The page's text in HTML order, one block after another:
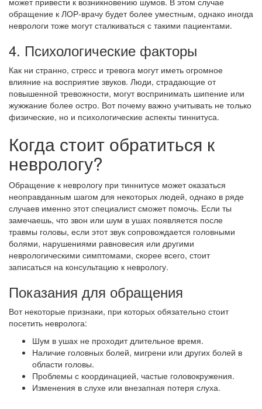
обращение к ЛОР-врачу будет более уместным, однако иногда
неврологи тоже могут сталкиваться с такими пациентами.
4. Психологические факторы
Как ни странно, стресс и тревога могут иметь огромное
влияние на восприятие звуков. Люди, страдающие от
повышенной тревожности, могут воспринимать шипение или
жужжание более остро. Вот почему важно учитывать не только
физические, но и психологические аспекты тиннитуса.
Когда стоит обратиться к
неврологу?
Обращение к неврологу при тиннитусе может оказаться
неоправданным шагом для некоторых людей, однако в ряде
случаев именно этот специалист сможет помочь. Если ты
замечаешь, что звон или шум в ушах появляется после
травмы головы, если этот звук сопровождается головными
болями, нарушениями равновесия или другими
неврологическими симптомами, скорее всего, стоит
записаться на консультацию к неврологу.
Показания для обращения
Вот некоторые признаки, при которых обязательно стоит
посетить невролога:
Шум в ушах не проходит длительное время.
Наличие головных болей, мигрени или других болей в
области головы.
Проблемы с координацией, частые головокружения.
Изменения в слухе или внезапная потеря слуха.